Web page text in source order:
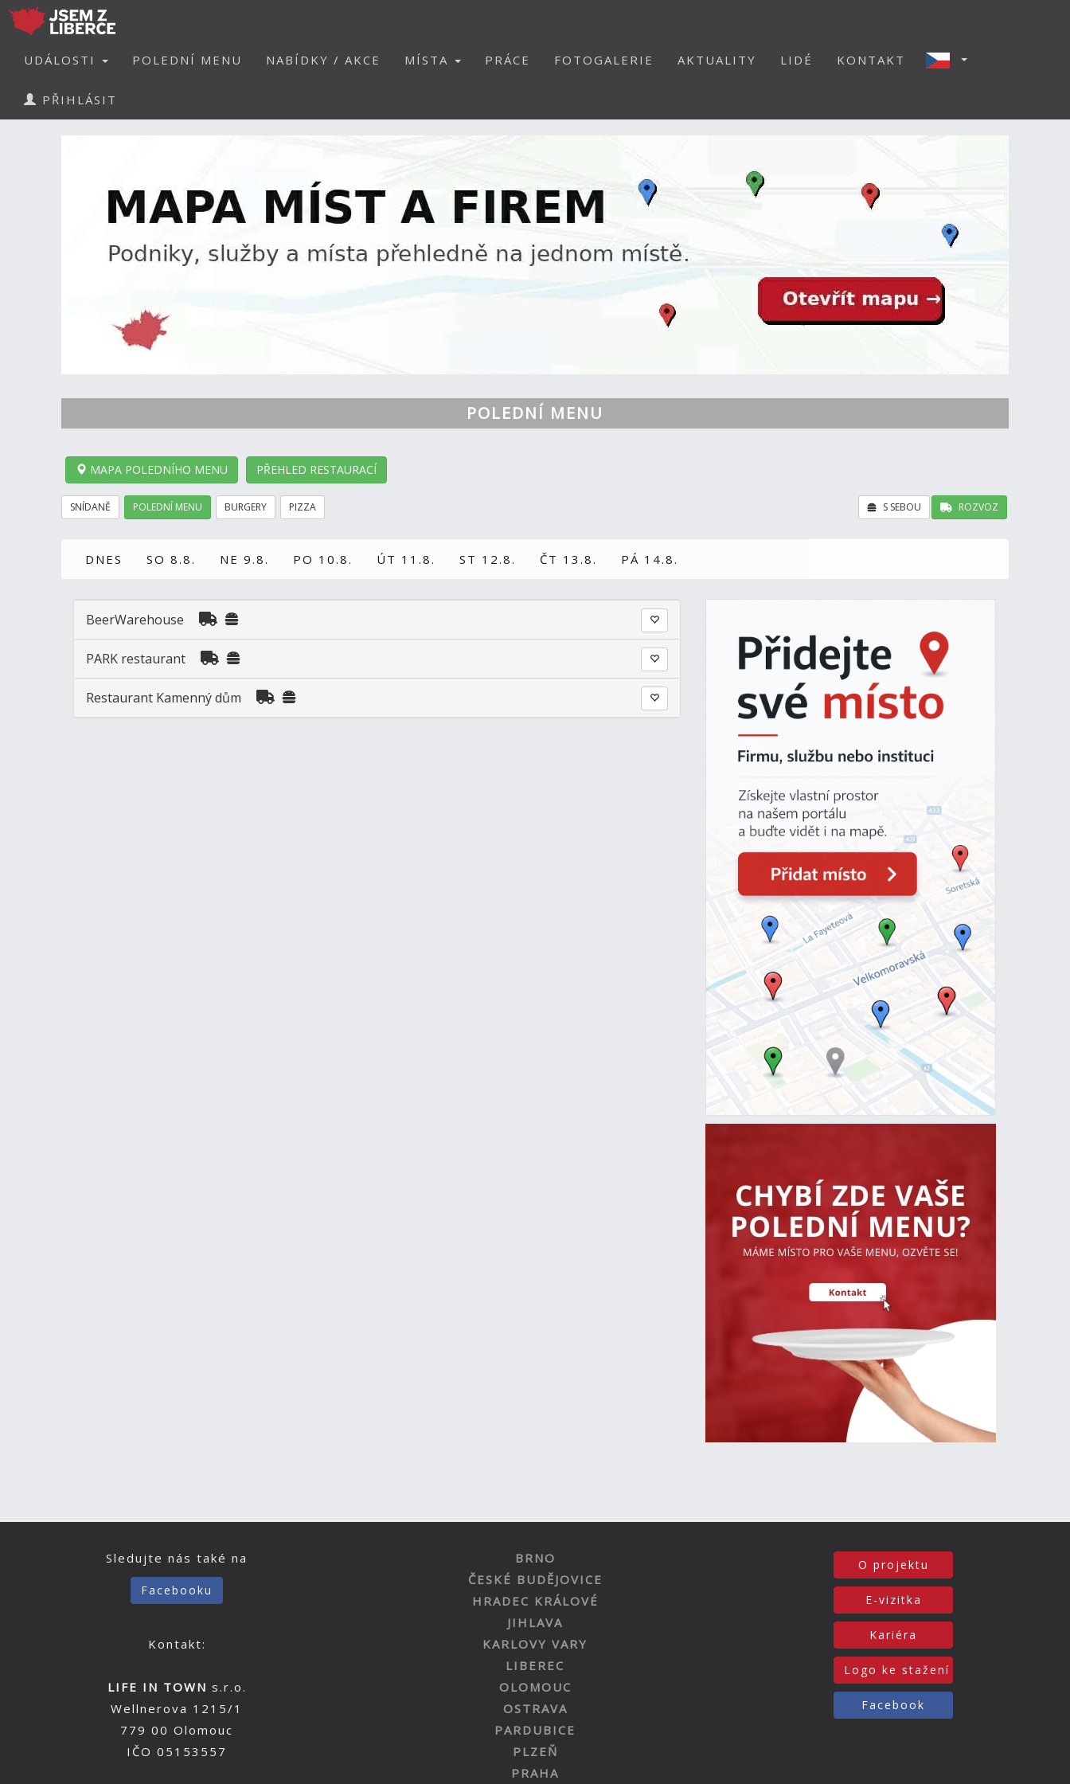
UDÁLOSTI POLEDNÍ MENU NABÍDKY / AKCE MÍSTA PRÁCE FOTOGALERIE AKTUALITY LIDÉ KONTAKT
PŘIHLÁSIT
POLEDNÍ MENU
MAPA POLEDNÍHO MENU PŘEHLED RESTAURACÍ
SNÍDANĚ POLEDNÍ MENU BURGERY PIZZA ROZVOZ
S SEBOU
DNES SO 8.8. NE 9.8. PO 10.8. ÚT 11.8. ST 12.8. ČT 13.8. PÁ 14.8.
BeerWarehouse
PARK restaurant
Restaurant Kamenný dům
Sledujte nás také na
Facebooku
Kontakt:
LIFE IN TOWN s.r.o.
Wellnerova 1215/1
779 00 Olomouc
IČO 05153557
BRNO
ČESKÉ BUDĚJOVICE
HRADEC KRÁLOVÉ
JIHLAVA
KARLOVY VARY
LIBEREC
OLOMOUC
OSTRAVA
PARDUBICE
PLZEŇ
PRAHA
O projektu
E-vizitka
Kariéra
Logo ke stažení
Facebook